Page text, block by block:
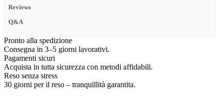
Reviews
Q&A
Pronto alla spedizione
Consegna in 3–5 giorni lavorativi.
Pagamenti sicuri
Acquista in tutta sicurezza con metodi affidabili.
Reso senza stress
30 giorni per il reso – tranquillità garantita.